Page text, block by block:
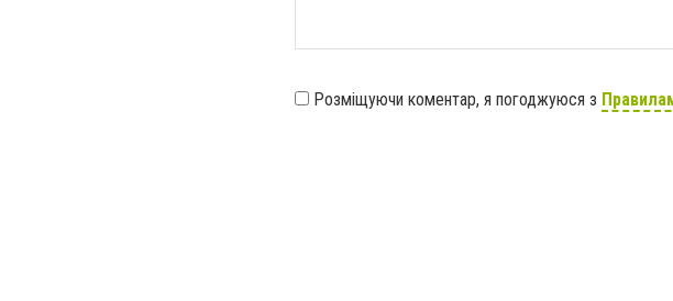
Розміщуючи коментар, я погоджуюся з